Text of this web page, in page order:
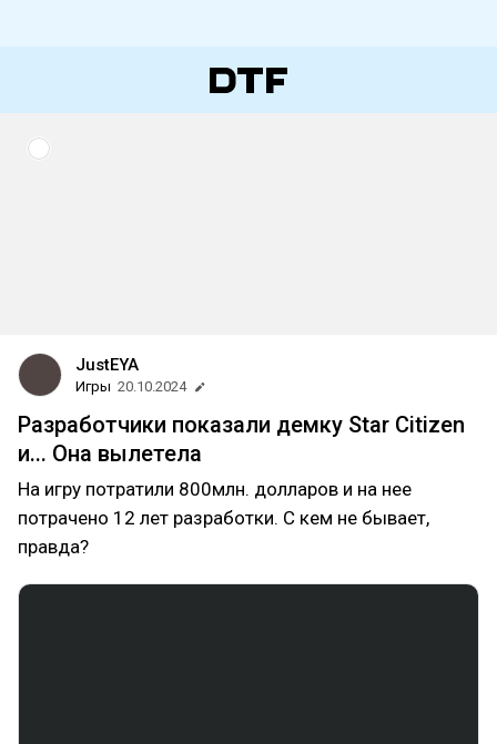
JustEYA
Игры 20.10.2024
Разработчики показали демку Star Citizen
и... Она вылетела
На игру потратили 800млн. долларов и на нее
потрачено 12 лет разработки. С кем не бывает,
правда?